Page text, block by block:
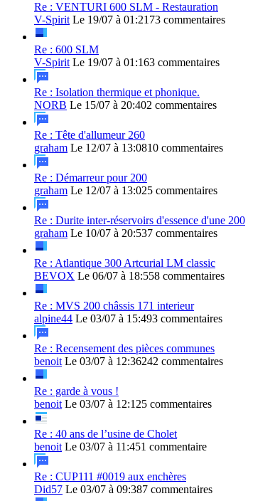
Re : VENTURI 600 SLM - Restauration
V-Spirit Le 19/07 à 01:2173 commentaires
Re : 600 SLM
V-Spirit Le 19/07 à 01:163 commentaires
Re : Isolation thermique et phonique.
NORB Le 15/07 à 20:402 commentaires
Re : Tête d'allumeur 260
graham Le 12/07 à 13:0810 commentaires
Re : Démarreur pour 200
graham Le 12/07 à 13:025 commentaires
Re : Durite inter-réservoirs d'essence d'une 200
graham Le 10/07 à 20:537 commentaires
Re : Atlantique 300 Artcurial LM classic
BEVOX Le 06/07 à 18:558 commentaires
Re : MVS 200 châssis 171 interieur
alpine44 Le 03/07 à 15:493 commentaires
Re : Recensement des pièces communes
benoit Le 03/07 à 12:36242 commentaires
Re : garde à vous !
benoit Le 03/07 à 12:125 commentaires
Re : 40 ans de l’usine de Cholet
benoit Le 03/07 à 11:451 commentaire
Re : CUP111 #0019 aux enchères
Did57 Le 03/07 à 09:387 commentaires